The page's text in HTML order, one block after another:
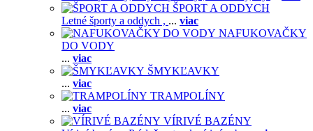
ŠPORT A ODDYCH
Letné športy a oddych , ... viac
NAFUKOVAČKY
DO VODY
... viac
ŠMYKĽAVKY
... viac
TRAMPOLÍNY
... viac
VÍRIVÉ BAZÉNY